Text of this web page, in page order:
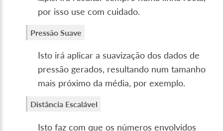
por isso use com cuidado.
Pressão Suave
Isto irá aplicar a suavização dos dados de
pressão gerados, resultando num tamanho
mais próximo da média, por exemplo.
Distância Escalável
Isto faz com que os números envolvidos